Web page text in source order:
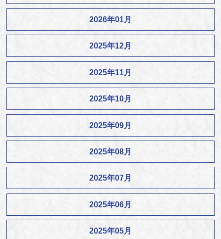
2026年01月
2025年12月
2025年11月
2025年10月
2025年09月
2025年08月
2025年07月
2025年06月
2025年05月